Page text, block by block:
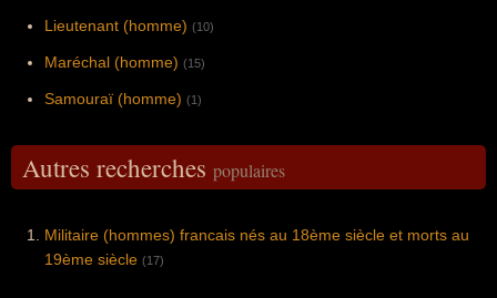
Lieutenant (homme) (10)
Maréchal (homme) (15)
Samouraï (homme) (1)
Autres recherches populaires
Militaire (hommes) francais nés au 18ème siècle et morts au
19ème siècle (17)